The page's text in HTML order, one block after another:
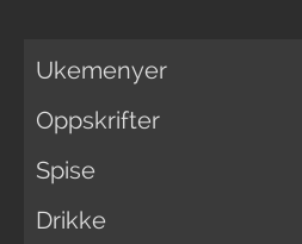
Ukemenyer
Oppskrifter
Spise
Drikke